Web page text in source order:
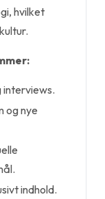
hvilket
og nye
indhold.